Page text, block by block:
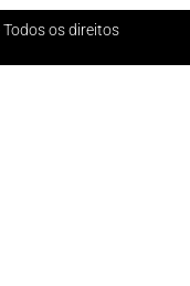
os direitos